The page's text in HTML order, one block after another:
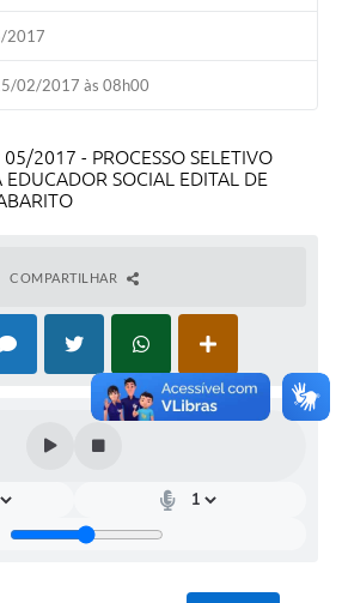
2017
02/2017 às 08h00
05/2017 - PROCESSO SELETIVO
SOCIAL EDITAL DE
COMPARTILHAR